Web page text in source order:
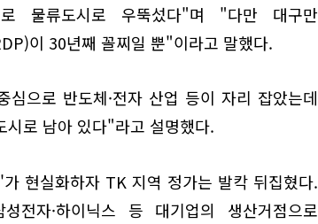
물류도시로 우뚝섰다"며 "다만 대구만
이 30년째 꼴찌일 뿐"이라고 말했다.
으로 반도체·전자 산업 등이 자리 잡았는데
시로 남아 있다"라고 설명했다.
현실화하자 TK 지역 정가는 발칵 뒤집혔다.
자·하이닉스 등 대기업의 생산거점으로